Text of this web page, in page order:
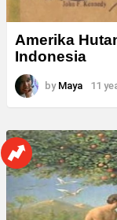
Amerika
Indonesia
by Maya 11